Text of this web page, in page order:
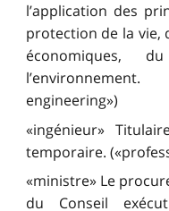
l’application des
protection de la vie,
économiques,
engineering»)
«ingénieur»
temporaire.
«ministre» Le
du Conseil